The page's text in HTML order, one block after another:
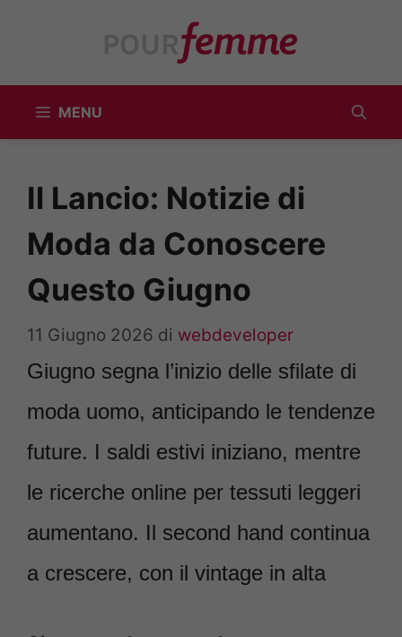
MENU
Il Lancio: Notizie di
Moda da Conoscere
Questo Giugno
11 Giugno 2026 di webdeveloper
Giugno segna l’inizio delle sfilate di
moda uomo, anticipando le tendenze
future. I saldi estivi iniziano, mentre
le ricerche online per tessuti leggeri
aumentano. Il second hand continua
a crescere, con il vintage in alta